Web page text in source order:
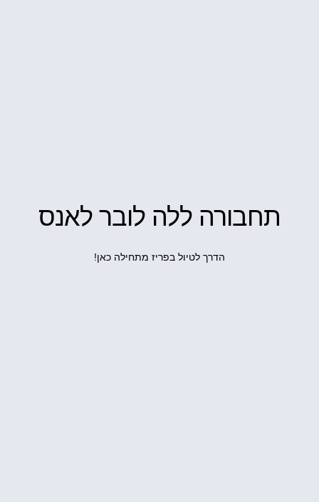
תחבורה ללה לובר לאנס
הדרך לטיול בפריז מתחילה כאן!